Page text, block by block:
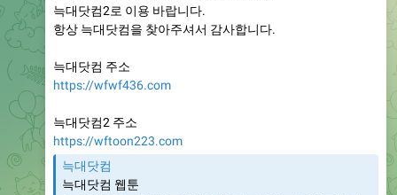
늑대닷컴2로 이용 바랍니다.
항상 늑대닷컴을 찾아주셔서 감사합니다.
늑대닷컴 주소
https://wfwf436.com
늑대닷컴2 주소
https://wftoon223.com
늑대닷컴
늑대닷컴 웹툰